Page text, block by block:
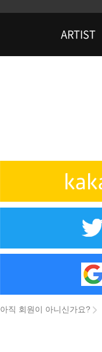
ARTIST
아직 회원이 아니신가요?